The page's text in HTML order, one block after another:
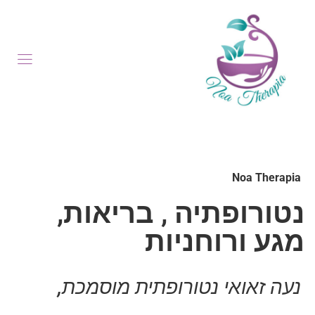
Noa Therapia
נטורופתיה , בריאות,
מגע ורוחניות
נעה זאואי נטורופתית מוסמכת,